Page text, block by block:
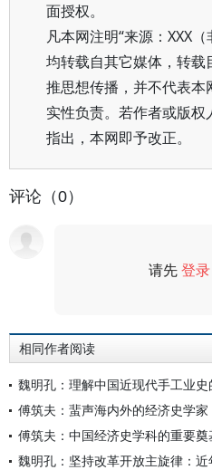
面授权。
凡本网注明“来源：XXX
均转载自其它媒体，转载
推思想传播，并不代表
实性负责。若作者或版
指出，本网即予改正。
评论（0）
请先登录
相同作者阅读
傅筑夫：蜚声海内外的经济史学家
傅筑夫：中国经济史学科的重要
魏明孔：坚持改革开放主旋律：